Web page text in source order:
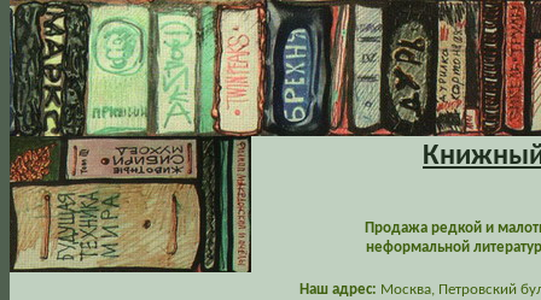
Книжный
Продажа редкой и
неформальной
Наш адрес: Москва, Петровский